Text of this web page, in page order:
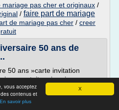
X
vous acceptez
contenus et
En savoir plus
mariage pas cher et originaux /
/ faire part de mariage
de mariage pas cher / creer
50 ans de
50 ans »carte invitation
gratuite a imprimer
50 ans de mariage gratuite a